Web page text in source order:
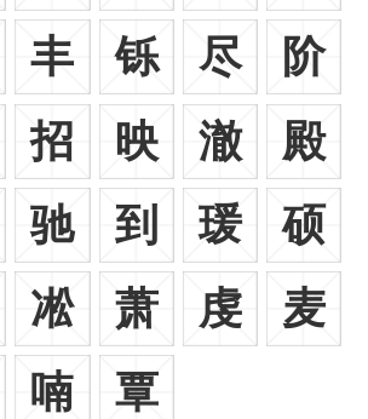
丰 铄 尽
阶
招 映 澈
殿
驰 到 瑗
硕
凇 萧 虔
麦
喃 覃